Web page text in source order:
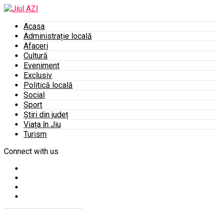
Acasa
Administrație locală
Afaceri
Cultură
Eveniment
Exclusiv
Politică locală
Social
Sport
Știri din județ
Viața în Jiu
Turism
Connect with us